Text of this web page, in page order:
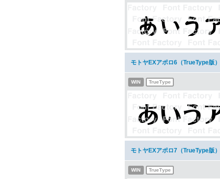
モトヤEXアポロ6（TrueType版
WIN TrueType
モトヤEXアポロ7（TrueType版
WIN TrueType